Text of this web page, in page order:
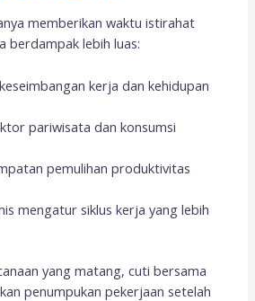
memberikan waktu istirahat
berdampak lebih luas:
kerja dan kehidupan
pariwisata dan konsumsi
pemulihan produktivitas
mengatur siklus kerja yang lebih
yang matang, cuti bersama
penumpukan pekerjaan setelah